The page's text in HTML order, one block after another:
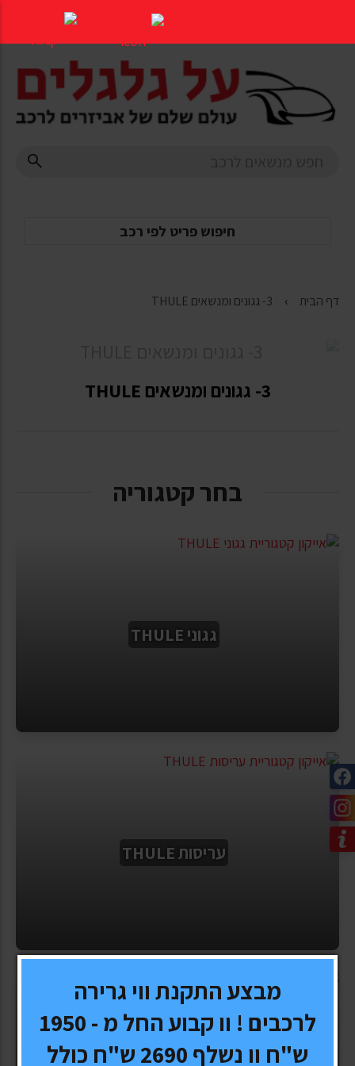
העמוד
חיפוש פריט לפי רכב
דף הבית 3- גגונים ומנשאים THULE
3- גגונים ומנשאים THULE
בחר קטגוריה
גגוני THULE
עריסות THULE
תאי חפצים THULE, ומנשאי מטען אחורי
מבצע התקנת ווי גרירה
לרכבים ! וו קבוע החל מ - 1950
ש"ח וו נשלף 2690 ש"ח כולל